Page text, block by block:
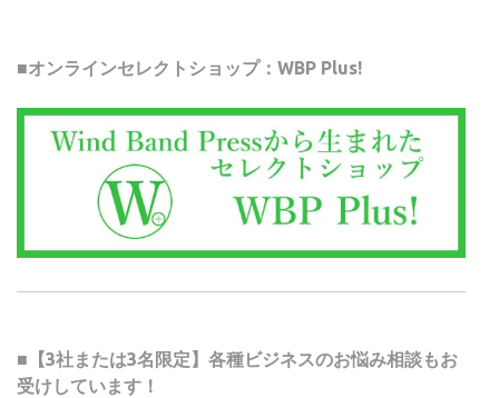
■オンラインセレクトショップ：WBP Plus!
■【3社または3名限定】各種ビジネスのお悩み相談もお
受けしています！